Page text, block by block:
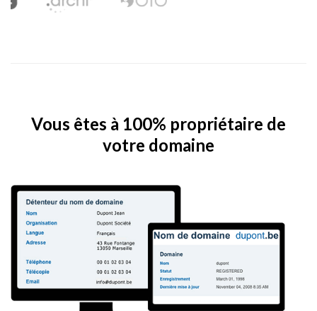
Vous êtes à 100% propriétaire de
votre domaine